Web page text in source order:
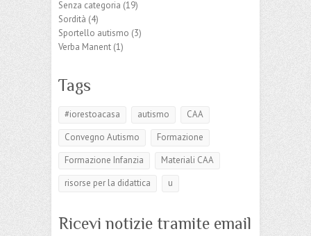
Senza categoria (19)
Sordità (4)
Sportello autismo (3)
Verba Manent (1)
Tags
#iorestoacasa autismo
CAA
Convegno Autismo
Formazione
Formazione Infanzia
Materiali CAA
risorse per la didattica
u
Ricevi notizie tramite email